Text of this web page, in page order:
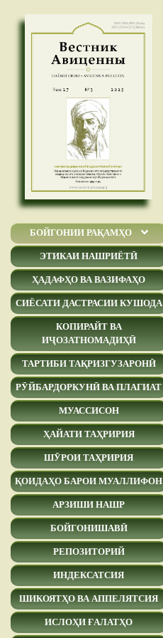
БОЙГОНИИ РАҚАМҲО
ЭТИКАИ НАШРИЁТӢ
ҲАДАФҲО ВА ВАЗИФАҲО
СИЁСАТИ ДАСТРАСИИ КУШОДА
КОПИРАЙТ ВА
ИҶОЗАТНОМАДИҲӢ
ТАРТИБИ ТАҚРИЗГУЗАРОНӢ
РӮЙБАРДОРКУНӢ ВА ПЛАГИАТ
МУАССИСОН
ҲАЙАТИ ТАҲРИРИЯ
ШӮРОИ ТАҲРИРИЯ
ҚОИДАҲО БАРОИ МУАЛЛИФОН
АРЗИШИ НАШР
БОЙГОНИШАВӢ
РЕПОЗИТОРИЙ
ИНДЕКСАТСИЯ
ШИКОЯТҲО ВА АППЕЛЯТСИЯ
ИСЛОҲИ ҒАЛАТҲО